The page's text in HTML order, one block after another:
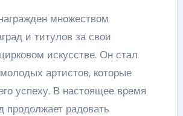
множеством
и титулов за свои
искусстве. Он стал
артистов, которые
успеху. В настоящее время
продолжает радовать